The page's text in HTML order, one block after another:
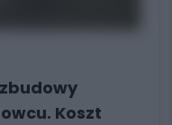
Koszt